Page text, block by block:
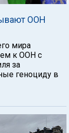
ООН
мира
к ООН с
за
геноциду в